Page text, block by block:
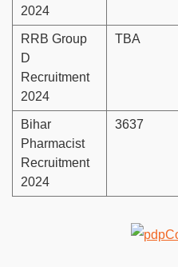
2024
RRB Group
D
Recruitment
2024
TBA
Bihar
Pharmacist
Recruitment
2024
3637